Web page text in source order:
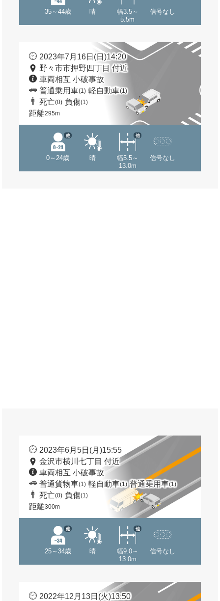
35～44歳 晴
幅3.5～
5.5m
信号なし
2023年7月16日(日)14:20
野々市市押野四丁目 付近
車両相互 小破事故
普通乗用車(1) 軽自動車(1)
死亡(0) 負傷(1)
距離295m
0～24歳
他
晴
幅5.5～
13.0m
他
信号なし
2023年6月5日(月)15:55
金沢市横川七丁目 付近
車両相互 小破事故
普通貨物車(1) 軽自動車(1) 普通乗用車(1)
死亡(0) 負傷(1)
距離300m
25～34歳
他
晴
幅9.0～
13.0m
他
信号なし
2022年12月13日(火)13:50